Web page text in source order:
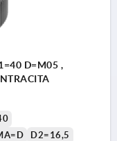
D=M05 ,
D2=16,5